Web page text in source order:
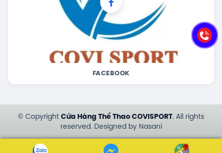
FACEBOOK
© Copyright Cửa Hàng Thể Thao COVISPORT. All rights
reserved. Designed by Nasani